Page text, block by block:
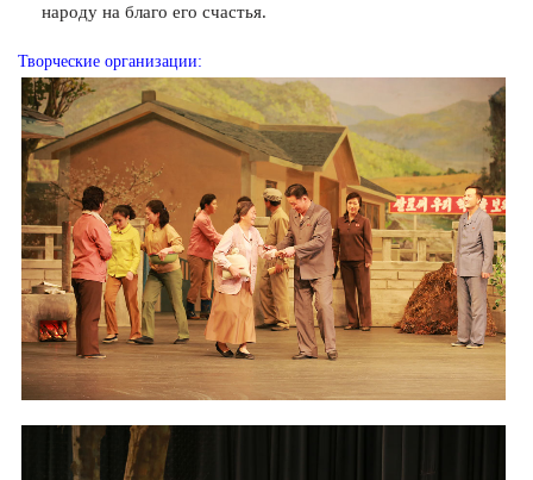
народу на благо его счастья.
Творческие организации: